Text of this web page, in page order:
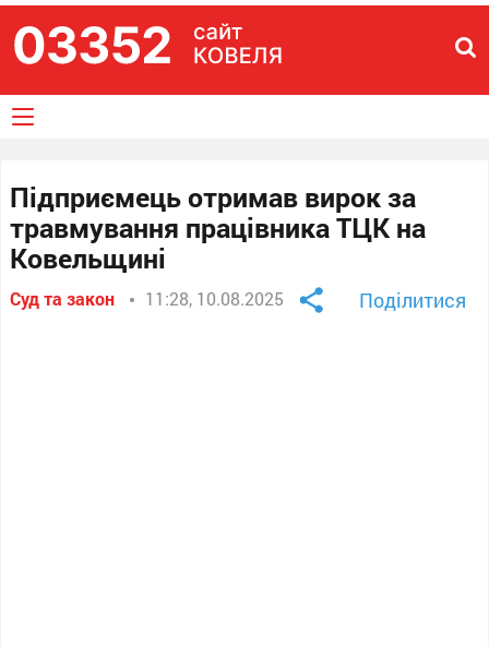
Підприємець отримав вирок за
травмування працівника ТЦК на
Ковельщині
Суд та закон 11:28, 10.08.2025 Поділитися